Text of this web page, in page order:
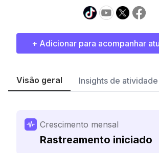
+ Adicionar para acompanhar
Visão geral Insights de atividade
Crescimento mensal
Rastreamento iniciado